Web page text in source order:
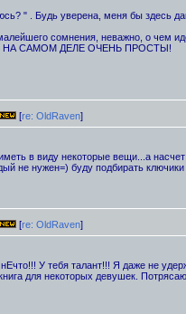
" . Будь уверена, меня бы здесь
сомнения, неважно, о чем
НА САМОМ ДЕЛЕ ОЧЕНЬ ПРОСТЫ!
[re: OldRaven]
в виду некоторые вещи...а
не нужен=) буду подбирать
[re: OldRaven]
У тебя талант!!! Я даже не
для некоторых девушек.